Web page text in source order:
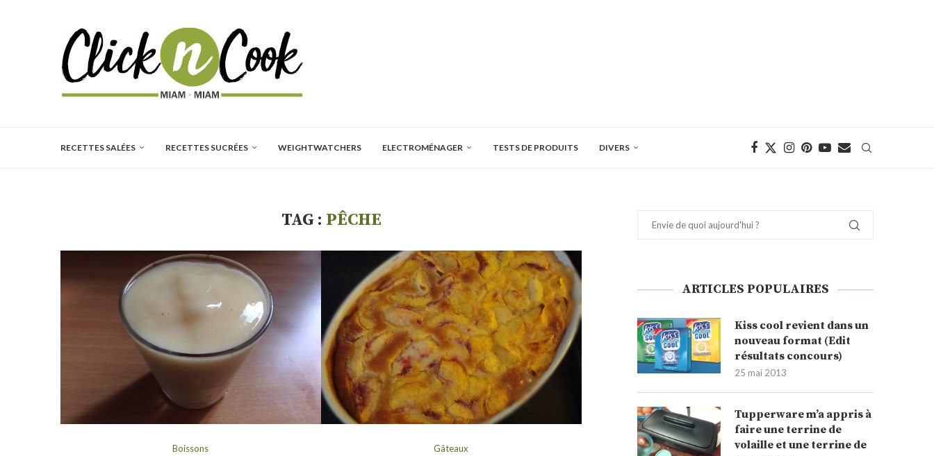
RECETTES SALÉES RECETTES SUCRÉES WEIGHTWATCHERS ELECTROMÉNAGER TESTS DE PRODUITS DIVERS
TAG : PÊCHE
Boissons Gâteaux
ARTICLES POPULAIRES
Kiss cool revient dans un
nouveau format (Edit
résultats concours)
25 mai 2013
Tupperware m’a appris à
faire une terrine de
volaille et une terrine de